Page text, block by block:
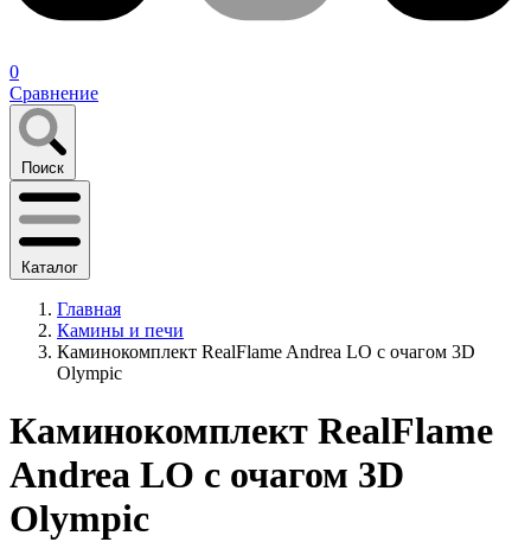
0
Сравнение
Поиск
Каталог
Главная
Камины и печи
Каминокомплект RealFlame Andrea LO с очагом 3D
Olympic
Каминокомплект RealFlame
Andrea LO с очагом 3D
Olympic